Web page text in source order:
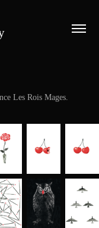
Les Rois Mages.